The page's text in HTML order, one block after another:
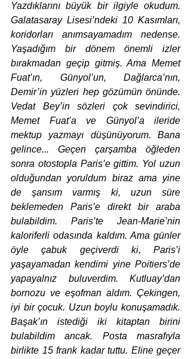
Yazdıklarını büyük bir ilgiyle okudum.
Galatasaray Lisesi’ndeki 10 Kasımları,
koridorları anımsayamadım nedense.
Yaşadığım bir dönem önemli izler
bırakmadan geçip gitmiş. Ama Memet
Fuat’ın, Günyol’un, Dağlarca’nın,
Demir’in yüzleri hep gözümün önünde.
Vedat Bey’in sözleri çok sevindirici,
Memet Fuat’a ve Günyol’a ileride
mektup yazmayı düşünüyorum. Bana
gelince... Geçen çarşamba öğleden
sonra otostopla Paris’e gittim. Yol uzun
olduğundan yoruldum biraz ama yine
de şansım varmış ki, uzun süre
beklemeden Paris’e direkt bir araba
bulabildim. Paris’te Jean-Marie’nin
kaloriferli odasında kaldım. Ama günler
öyle çabuk geçiverdi ki, Paris’i
yaşayamadan kendimi yine Poitiers’de
yapayalnız buluverdim. Kutluay’dan
bornozu ve eşofman aldım. Çekingen,
iyi bir çocuk. Uzun boylu konuşamadık.
Başak’ın istediği iki kitaptan birini
bulabildim ancak. Posta masrafıyla
birlikte 15 frank kadar tuttu. Eline geçer